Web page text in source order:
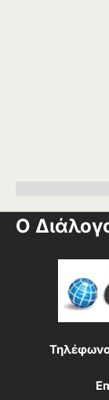
Ο
Τηλέφωνο